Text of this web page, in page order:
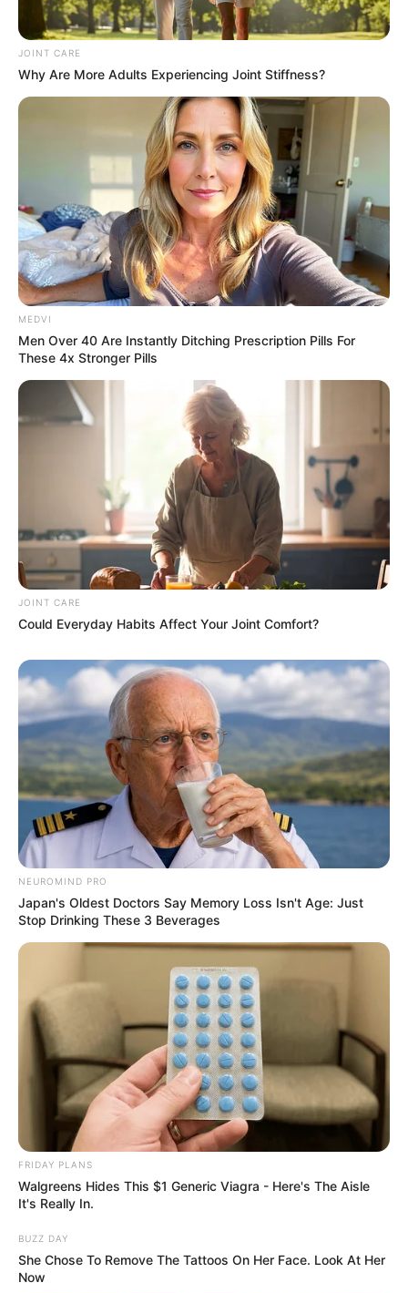
How To Get An Erection Even After 60!
MEDVI
Men 45+ Are Trying This To Perform Better
MEDVI
Stop Waiting In Line: The 87¢ Generic Viagra Is
Actually "Self-Serve" In Aisle 7
FRIDAY PLANS
Japan's Oldest Doctors Say Memory Loss Isn't Age:
Just Stop Drinking These 3 Beverages
NEUROMIND PRO
Keep Forgetting Names And Where You Put Things?
HARMO BRAIN
JOINT CARE
Why Are More Adults Experiencing Joint Stiffness?
MEDVI
Men Over 40 Are Instantly Ditching Prescription Pills For
These 4x Stronger Pills
JOINT CARE
Could Everyday Habits Affect Your Joint Comfort?
NEUROMIND PRO
Japan's Oldest Doctors Say Memory Loss Isn't Age: Just
Stop Drinking These 3 Beverages
FRIDAY PLANS
Walgreens Hides This $1 Generic Viagra - Here's The Aisle
It's Really In.
BUZZ DAY
She Chose To Remove The Tattoos On Her Face. Look At Her
Now